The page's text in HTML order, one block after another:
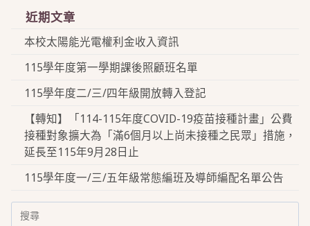
近期文章
本校太陽能光電權利金收入資訊
115學年度第一學期課後照顧班名單
115學年度二/三/四年級開放轉入登記
【轉知】「114-115年度COVID-19疫苗接種計畫」公費
接種對象擴大為「滿6個月以上尚未接種之民眾」措施，
延長至115年9月28日止
115學年度一/三/五年級常態編班及導師編配名單公告
Search